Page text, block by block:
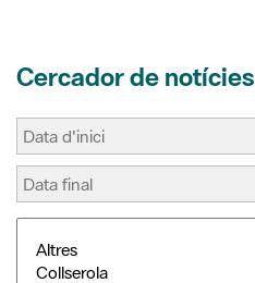
Cercador de notícies